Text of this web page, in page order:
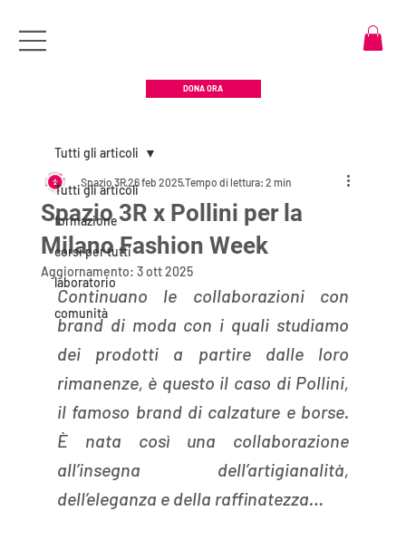
DONA ORA
Tutti gli articoli
formazione
corsi per tutti
laboratorio
comunità
Tutti gli articoli
Spazio 3R x Pollini per la
Milano Fashion Week
Spazio 3R26 feb 2025Tempo di lettura: 2 min
Aggiornamento: 3 ott 2025
Continuano le collaborazioni con
brand di moda con i quali studiamo
dei prodotti a partire dalle loro
rimanenze, è questo il caso di Pollini,
il famoso brand di calzature e borse.
È nata così una collaborazione
all’insegna dell’artigianalità,
dell’eleganza e della raffinatezza…